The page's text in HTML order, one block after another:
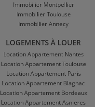
Immobilier Montpellier
Immobilier Toulouse
Immobilier Annecy
LOGEMENTS À LOUER
Location Appartement Nantes
Location Appartement Toulouse
Location Appartement Paris
Location Appartement Blagnac
Location Appartement Bordeaux
Location Appartement Asnieres